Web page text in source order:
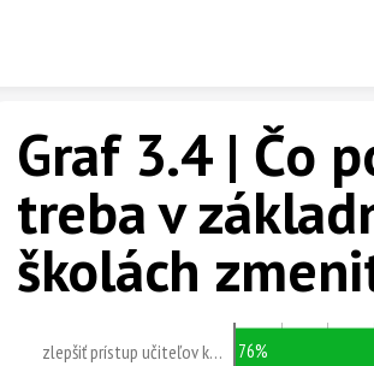
Graf 3.4 | Čo
treba v
školách
zlepšiť prístup učiteľov k… 76%